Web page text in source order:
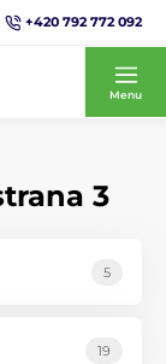
+420 792 772 092
Menu
3
5
19